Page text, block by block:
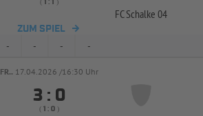
:
FC Schalke 04
ZUM SPIEL
- - - -
FR.. 17.04.2026 /16:30 Uhr
 : 
(  :  )